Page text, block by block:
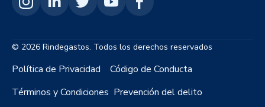
© 2026 Rindegastos. Todos los derechos reservados
Política de Privacidad
Código de Conducta
Términos y Condiciones Prevención del delito